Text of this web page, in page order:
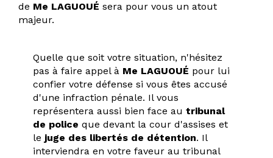
de Me LAGUOUÉ sera pour vous un atout
majeur.
Quelle que soit votre situation, n'hésitez
pas à faire appel à Me LAGUOUÉ pour lui
confier votre défense si vous êtes accusé
d'une infraction pénale. Il vous
représentera aussi bien face au tribunal
de police que devant la cour d'assises et
le juge des libertés de détention. Il
interviendra en votre faveur au tribunal